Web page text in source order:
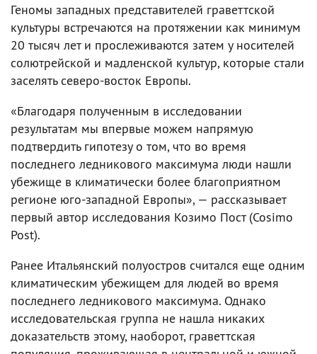
Геномы западных представителей граветтской
культуры встречаются на протяжении как минимум
20 тысяч лет и прослеживаются затем у носителей
солютрейской и мадленской культур, которые стали
заселять северо-восток Европы.
«Благодаря полученным в исследовании
результатам мы впервые можем напрямую
подтвердить гипотезу о том, что во время
последнего ледникового максимума люди нашли
убежище в климатически более благоприятном
регионе юго-западной Европы», — рассказывает
первый автор исследования Козимо Пост (Cosimo
Post).
Ранее Итальянский полуостров считался еще одним
климатическим убежищем для людей во время
последнего ледникового максимума. Однако
исследовательская группа не нашла никаких
доказательств этому, наоборот, граветтская